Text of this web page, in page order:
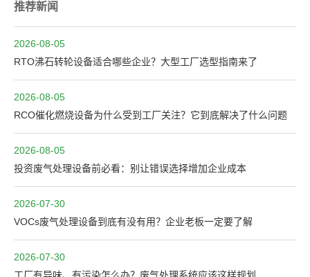
推荐新闻
2026-08-05
RTO沸石转轮设备适合哪些企业？大型工厂选型指南来了
2026-08-05
RCO催化燃烧设备为什么受到工厂关注？它到底解决了什么问题
2026-08-05
投资废气处理设备前必看：别让错误选择增加企业成本
2026-07-30
VOCs废气处理设备到底有没有用？企业老板一定要了解
2026-07-30